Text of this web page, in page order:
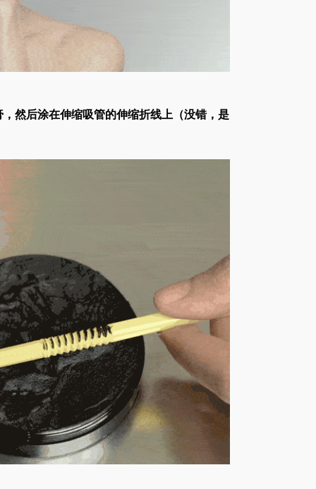
然后涂在伸缩吸管的伸缩折线上（没错，是